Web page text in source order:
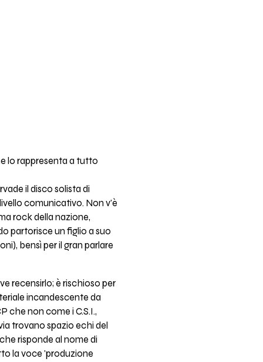
lo rappresenta a tutto
il disco solista di
comunicativo. Non v'è
rock della nazione,
partorisce un figlio a suo
bensì per il gran parlare
recensirlo; è rischioso per
incandescente da
che non come i C.S.I.,
trovano spazio echi del
risponde al nome di
la voce 'produzione